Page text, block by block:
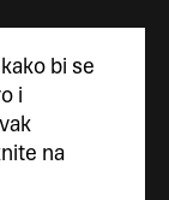
kako bi se
i
na